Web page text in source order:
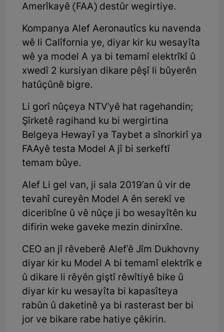
Amerîkayê (FAA) destûr wegirtiye.
Kompanya Alef Aeronautîcs ku navenda
wê li Calîfornia ye, diyar kir ku wesayîta
wê ya model A ya bi temamî elektrîkî û
xwedî 2 kursiyan dikare pêşî li bûyerên
hatûçûnê bigre.
Li gorî nûçeya NTV'yê hat ragehandin;
Şîrketê ragihand ku bi wergirtina
Belgeya Hewayî ya Taybet a sînorkirî ya
FAAyê testa Model A jî bi serkeftî
temam bûye.
Alef Li gel van, ji sala 2019’an û vir de
tevahî cureyên Model A ên serekî ve
diceribîne û vê nûçe ji bo wesayîtên ku
difirin weke gaveke mezin dinirxîne.
CEO an jî rêveberê Alef'ê Jîm Dukhovny
diyar kir ku Model A bi temamî elektrîk e
û dikare li rêyên giştî rêwîtiyê bike û
diyar kir ku wesayîta bi kapasîteya
rabûn û daketinê ya bi rasterast ber bi
jor ve bikare rabe hatiye çêkirin.